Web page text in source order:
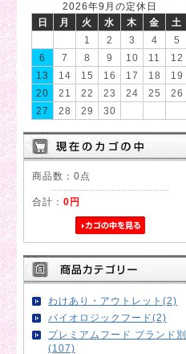
2026年9月の定休日
日
月 火 水 木 金
土
1
2 3 4
5
6
7 8 9 10 11
12
13
14 15 16 17 18
19
20
21 22 23 24 25
26
27
28 29 30
商品数：0点
合計： 0円
わけあり・アウトレット(2)
バイオロジックフード(2)
プレミアムフード ブランド別
(107)